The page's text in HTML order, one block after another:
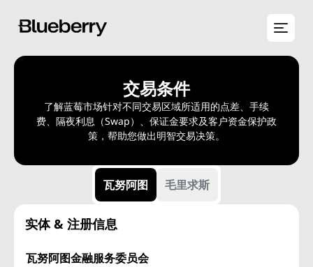
交易条件
了解蓝莓市场针对不同交易区域所适用的点差、手续
费、隔夜利息（Swap）、保证金要求及客户资金保护政
策，帮助您做出明智交易决策。
瓦努阿图 毛里求斯
实体 & 注册信息
瓦努阿图金融服务委员会